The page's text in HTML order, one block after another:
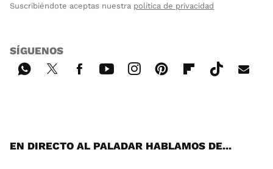
Suscribiéndote aceptas nuestra política de privacidad
SÍGUENOS
EN DIRECTO AL PALADAR HABLAMOS DE...